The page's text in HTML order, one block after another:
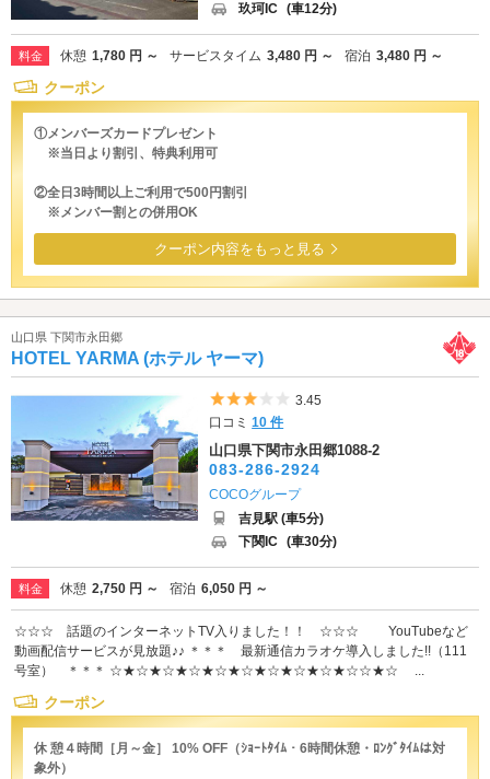
玖珂IC (車12分)
料金 休憩 1,780 円 ～ サービスタイム 3,480 円 ～ 宿泊 3,480 円 ～
クーポン
①メンバーズカードプレゼント
※当日より割引、特典利用可
②全日3時間以上ご利用で500円割引
※メンバー割との併用OK
クーポン内容をもっと見る
山口県 下関市永田郷
HOTEL YARMA (ホテル ヤーマ)
5つ星のうち3
3.45
口コミ10 件
山口県下関市永田郷1088-2
083-286-2924
COCOグループ
吉見駅 (車5分)
下関IC (車30分)
料金 休憩 2,750 円 ～ 宿泊 6,050 円 ～
☆☆☆ 話題のインターネットTV入りました！！ ☆☆☆ YouTubeなど
動画配信サービスが見放題♪♪ ＊＊＊ 最新通信カラオケ導入しました!!（111
号室） ＊＊＊ ☆★☆★☆★☆★☆★☆★☆★☆★☆★☆☆★☆ ...
クーポン
休 憩４時間［月～金］ 10% OFF（ｼｮｰﾄﾀｲﾑ・6時間休憩・ﾛﾝｸﾞﾀｲﾑは対
象外）